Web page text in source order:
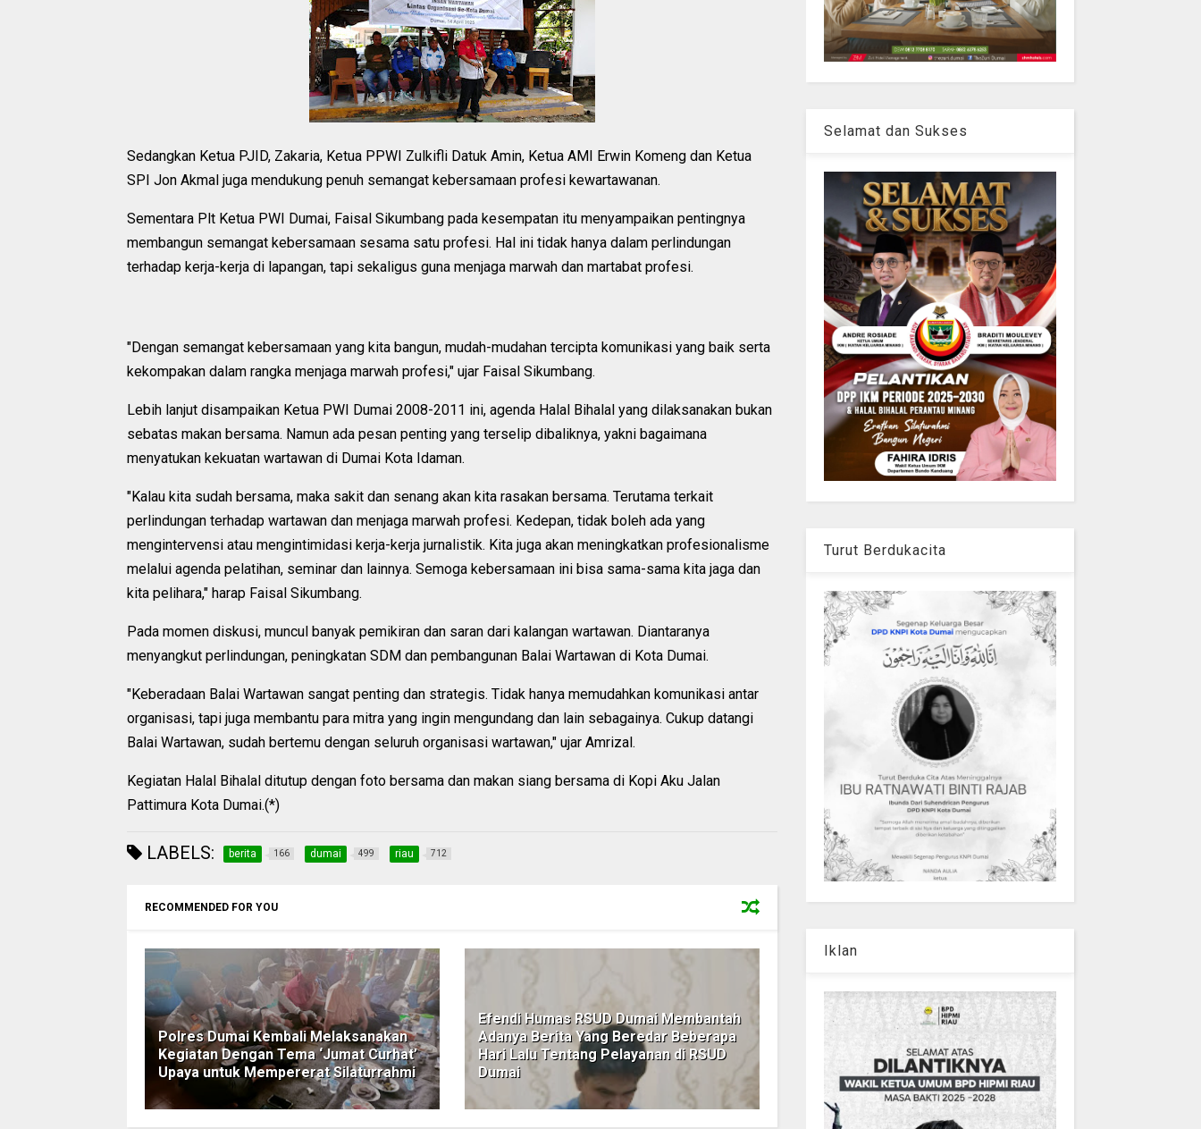
Sedangkan Ketua PJID, Zakaria, Ketua PPWI Zulkifli Datuk Amin, Ketua AMI Erwin Komeng dan Ketua
SPI Jon Akmal juga mendukung penuh semangat kebersamaan profesi kewartawanan.
Sementara Plt Ketua PWI Dumai, Faisal Sikumbang pada kesempatan itu menyampaikan pentingnya
membangun semangat kebersamaan sesama satu profesi. Hal ini tidak hanya dalam perlindungan
terhadap kerja-kerja di lapangan, tapi sekaligus guna menjaga marwah dan martabat profesi.
"Dengan semangat kebersamaan yang kita bangun, mudah-mudahan tercipta komunikasi yang baik serta
kekompakan dalam rangka menjaga marwah profesi," ujar Faisal Sikumbang.
Lebih lanjut disampaikan Ketua PWI Dumai 2008-2011 ini, agenda Halal Bihalal yang dilaksanakan bukan
sebatas makan bersama. Namun ada pesan penting yang terselip dibaliknya, yakni bagaimana
menyatukan kekuatan wartawan di Dumai Kota Idaman.
"Kalau kita sudah bersama, maka sakit dan senang akan kita rasakan bersama. Terutama terkait
perlindungan terhadap wartawan dan menjaga marwah profesi. Kedepan, tidak boleh ada yang
mengintervensi atau mengintimidasi kerja-kerja jurnalistik. Kita juga akan meningkatkan profesionalisme
melalui agenda pelatihan, seminar dan lainnya. Semoga kebersamaan ini bisa sama-sama kita jaga dan
kita pelihara," harap Faisal Sikumbang.
Pada momen diskusi, muncul banyak pemikiran dan saran dari kalangan wartawan. Diantaranya
menyangkut perlindungan, peningkatan SDM dan pembangunan Balai Wartawan di Kota Dumai.
"Keberadaan Balai Wartawan sangat penting dan strategis. Tidak hanya memudahkan komunikasi antar
organisasi, tapi juga membantu para mitra yang ingin mengundang dan lain sebagainya. Cukup datangi
Balai Wartawan, sudah bertemu dengan seluruh organisasi wartawan," ujar Amrizal.
Kegiatan Halal Bihalal ditutup dengan foto bersama dan makan siang bersama di Kopi Aku Jalan
Pattimura Kota Dumai.(*)
LABELS: berita 166 dumai 499 riau 712
RECOMMENDED FOR YOU
Polres Dumai Kembali Melaksanakan
Kegiatan Dengan Tema ‘Jumat Curhat’
Upaya untuk Mempererat Silaturrahmi
Efendi Humas RSUD Dumai Membantah
Adanya Berita Yang Beredar Beberapa
Hari Lalu Tentang Pelayanan di RSUD
Dumai
Selamat dan Sukses
Turut Berdukacita
Iklan